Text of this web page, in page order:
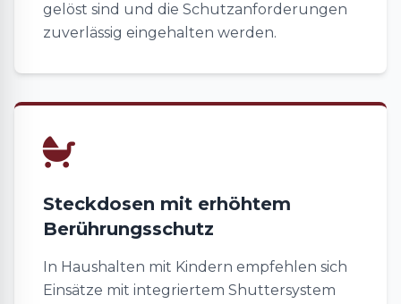
gelöst sind und die Schutzanforderungen
zuverlässig eingehalten werden.
Steckdosen mit erhöhtem
Berührungsschutz
In Haushalten mit Kindern empfehlen sich
Einsätze mit integriertem Shuttersystem